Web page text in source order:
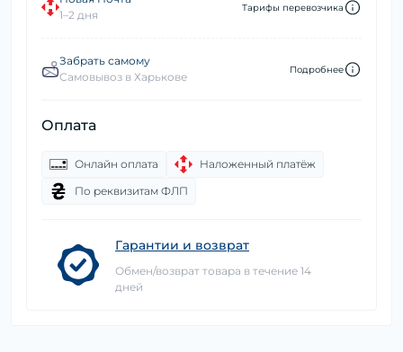
1–2 дня
Тарифы перевозчика
Забрать самому
Самовывоз в Харькове
Подробнее
Оплата
Онлайн оплата
Наложенный платёж
По реквизитам ФЛП
Гарантии и возврат
Обмен/возврат товара в течение 14
дней